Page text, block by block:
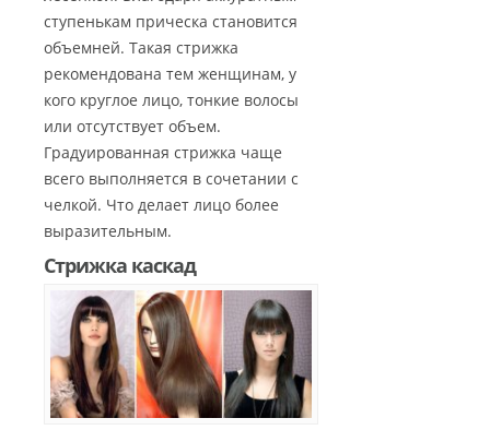
ступенькам прическа становится
объемней. Такая стрижка
рекомендована тем женщинам, у
кого круглое лицо, тонкие волосы
или отсутствует объем.
Градуированная стрижка чаще
всего выполняется в сочетании с
челкой. Что делает лицо более
выразительным.
Стрижка каскад